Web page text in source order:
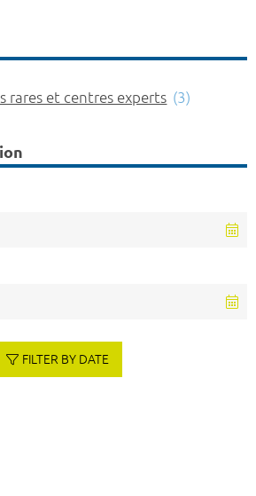
rares et centres experts (3)
FILTER BY DATE